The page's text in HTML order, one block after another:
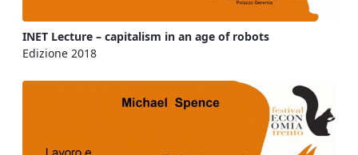
INET Lecture – capitalism in an age of robots
Edizione 2018